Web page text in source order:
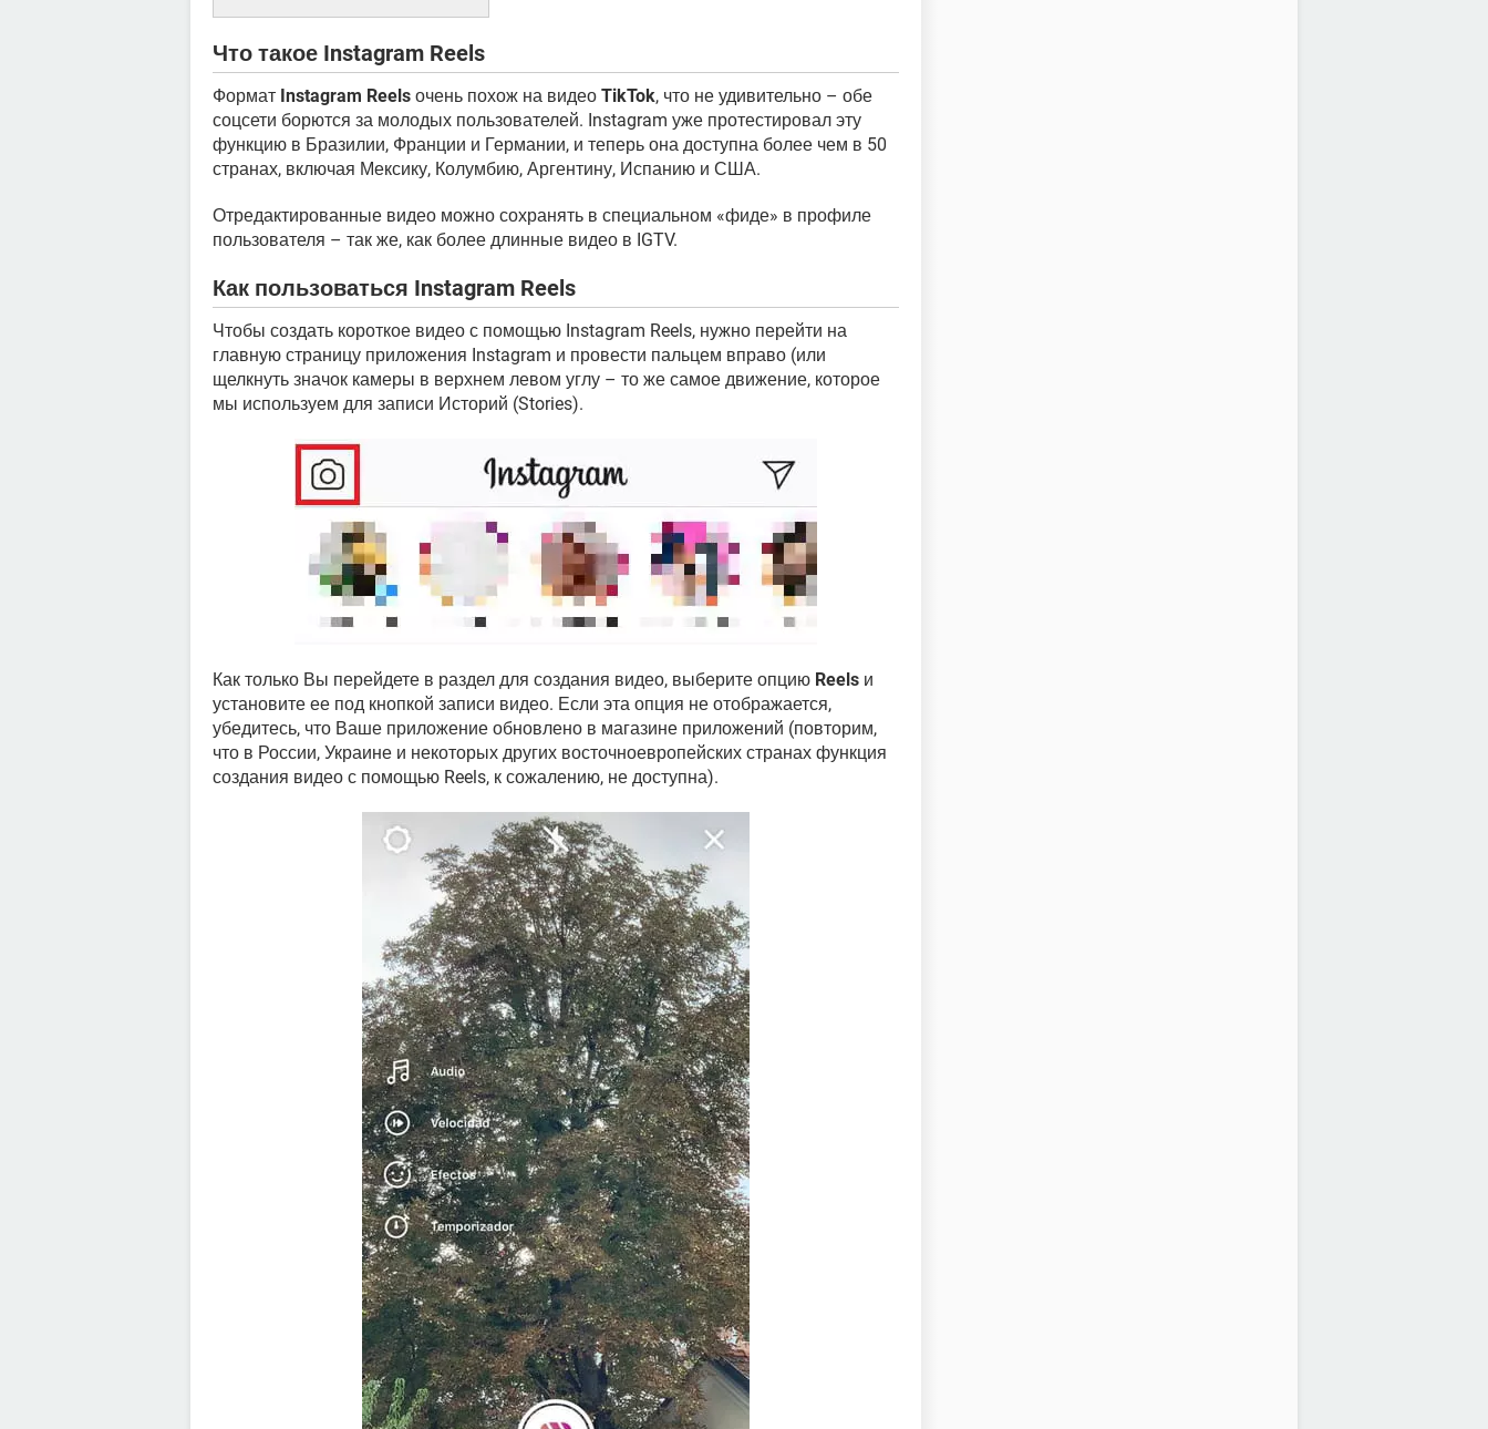
Что такое Instagram Reels
Формат Instagram Reels очень похож на видео TikTok, что не удивительно – обе
соцсети борются за молодых пользователей. Instagram уже протестировал эту
функцию в Бразилии, Франции и Германии, и теперь она доступна более чем в 50
странах, включая Мексику, Колумбию, Аргентину, Испанию и США.
Отредактированные видео можно сохранять в специальном «фиде» в профиле
пользователя – так же, как более длинные видео в IGTV.
Как пользоваться Instagram Reels
Чтобы создать короткое видео с помощью Instagram Reels, нужно перейти на
главную страницу приложения Instagram и провести пальцем вправо (или
щелкнуть значок камеры в верхнем левом углу – то же самое движение, которое
мы используем для записи Историй (Stories).
Как только Вы перейдете в раздел для создания видео, выберите опцию Reels и
установите ее под кнопкой записи видео. Если эта опция не отображается,
убедитесь, что Ваше приложение обновлено в магазине приложений (повторим,
что в России, Украине и некоторых других восточноевропейских странах функция
создания видео с помощью Reels, к сожалению, не доступна).